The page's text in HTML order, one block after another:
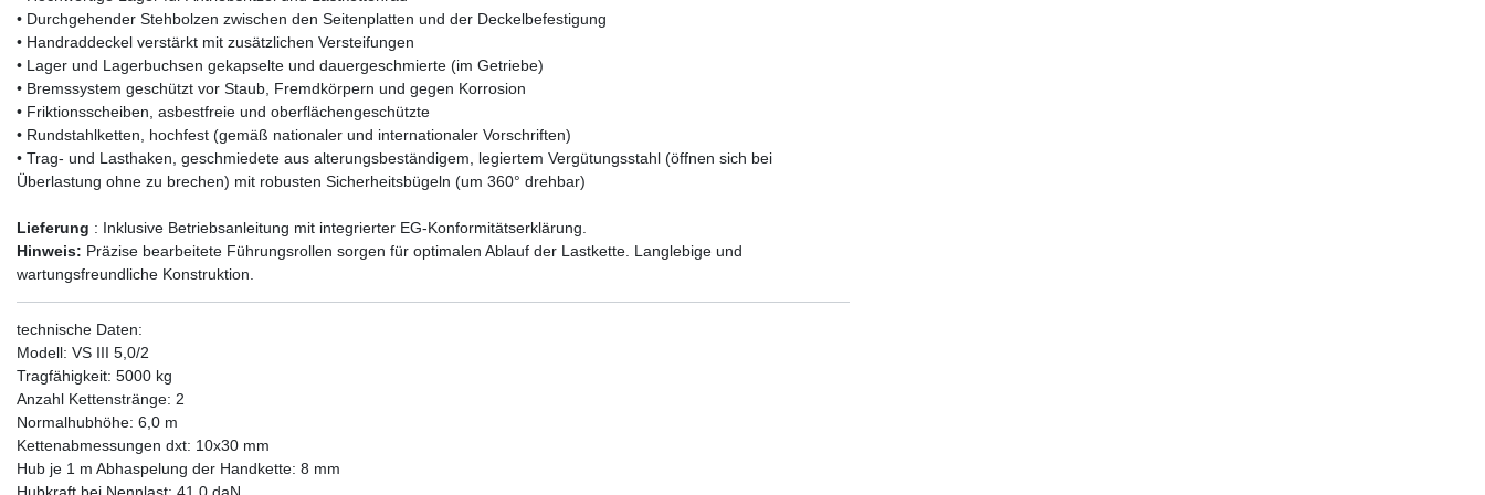
• Durchgehender Stehbolzen zwischen den Seitenplatten und der Deckelbefestigung
• Handraddeckel verstärkt mit zusätzlichen Versteifungen
• Lager und Lagerbuchsen gekapselte und dauergeschmierte (im Getriebe)
• Bremssystem geschützt vor Staub, Fremdkörpern und gegen Korrosion
• Friktionsscheiben, asbestfreie und oberflächengeschützte
• Rundstahlketten, hochfest (gemäß nationaler und internationaler Vorschriften)
• Trag- und Lasthaken, geschmiedete aus alterungsbeständigem, legiertem Vergütungsstahl (öffnen sich bei
Überlastung ohne zu brechen) mit robusten Sicherheitsbügeln (um 360° drehbar)
Lieferung : Inklusive Betriebsanleitung mit integrierter EG-Konformitätserklärung.
Hinweis: Präzise bearbeitete Führungsrollen sorgen für optimalen Ablauf der Lastkette. Langlebige und
wartungsfreundliche Konstruktion.
technische Daten:
Modell: VS III 5,0/2
Tragfähigkeit: 5000 kg
Anzahl Kettenstränge: 2
Normalhubhöhe: 6,0 m
Kettenabmessungen dxt: 10x30 mm
Hub je 1 m Abhaspelung der Handkette: 8 mm